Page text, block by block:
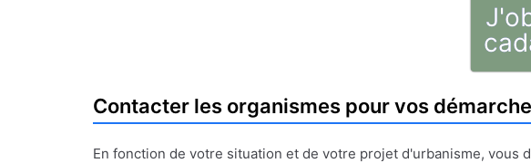
Contacter les organismes pour vos
En fonction de votre situation et de votre projet d'urbanisme,